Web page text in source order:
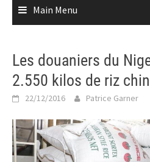
Main Menu
Les douaniers du
2.550 kilos de riz
22/12/2016 Patrice Garner